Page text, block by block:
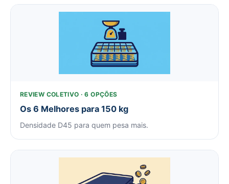
REVIEW COLETIVO · 6 OPÇÕES
Os 6 Melhores para 150 kg
Densidade D45 para quem pesa mais.